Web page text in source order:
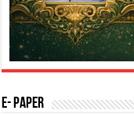
E- Paper